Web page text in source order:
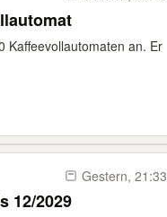
Kaffeevollautomaten an. Er
Gestern, 21:33
12/2029